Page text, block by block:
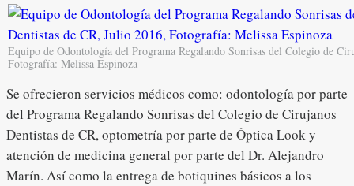
Equipo de Odontología del Programa Regalando Sonrisas del Colegio de
Fotografía: Melissa Espinoza
Se ofrecieron servicios médicos como: odontología por parte
del Programa Regalando Sonrisas del Colegio de Cirujanos
Dentistas de CR, optometría por parte de Óptica Look y
atención de medicina general por parte del Dr. Alejandro
Marín. Así como la entrega de botiquines básicos a los